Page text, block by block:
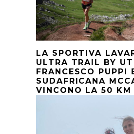
LA SPORTIVA
ULTRA TRAIL BY
FRANCESCO PUPPI
SUDAFRICANA
VINCONO LA 50 KM